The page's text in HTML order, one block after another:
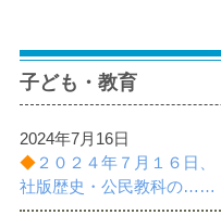
自由法曹団とは
活動報告
団通信
意見書ほか
子ども・教育
2024年7月16日
◆ ２０２４年７月１６日
社版歴史・公民教科の……